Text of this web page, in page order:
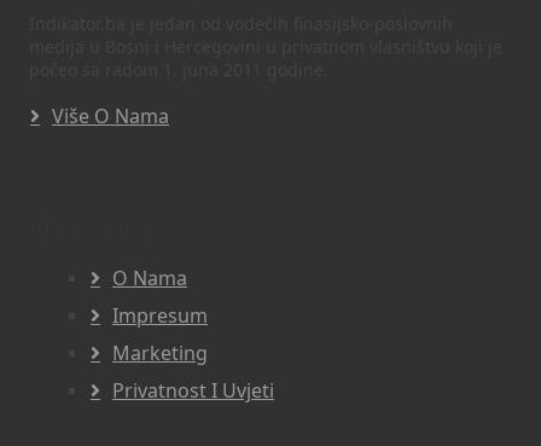
Više O Nama
O Nama
Impresum
Marketing
Privatnost I Uvjeti